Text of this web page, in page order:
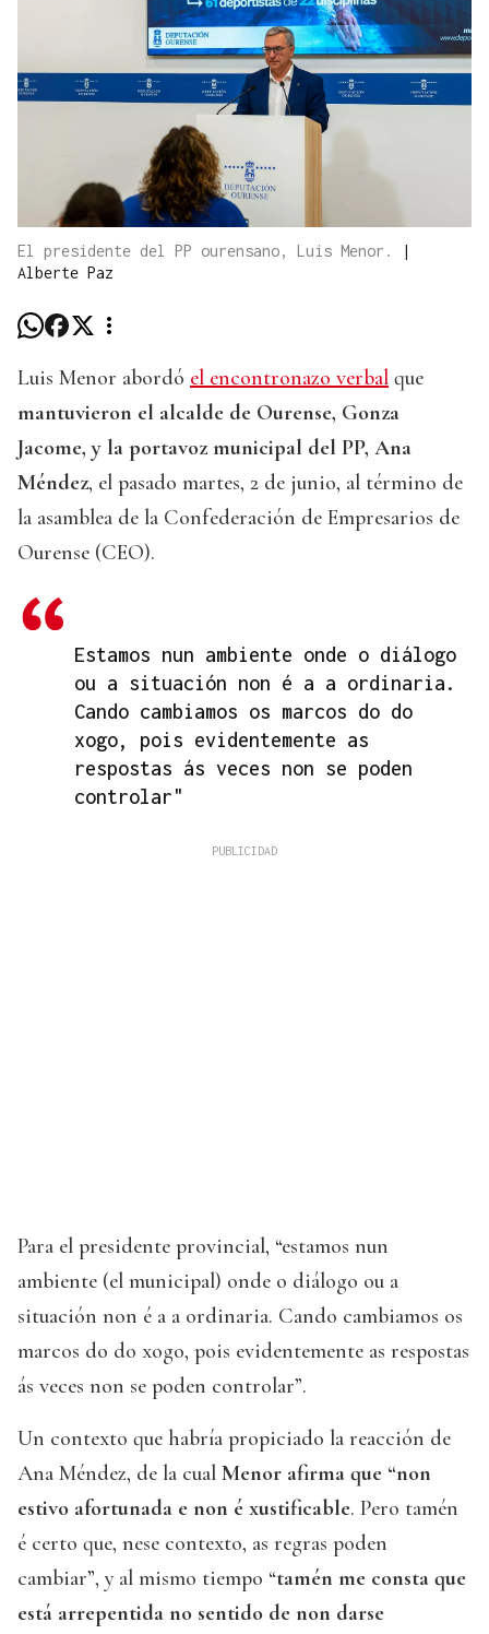
El presidente del PP ourensano, Luis Menor.
|
Alberte Paz
Luis Menor abordó el encontronazo verbal que
mantuvieron el alcalde de Ourense, Gonza
Jacome, y la portavoz municipal del PP, Ana
Méndez, el pasado martes, 2 de junio, al término de
la asamblea de la Confederación de Empresarios de
Ourense (CEO).
Estamos nun ambiente onde o diálogo
ou a situación non é a a ordinaria.
Cando cambiamos os marcos do do
xogo, pois evidentemente as
respostas ás veces non se poden
controlar"
Para el presidente provincial, “estamos nun
ambiente (el municipal) onde o diálogo ou a
situación non é a a ordinaria. Cando cambiamos os
marcos do do xogo, pois evidentemente as respostas
ás veces non se poden controlar”.
Un contexto que habría propiciado la reacción de
Ana Méndez, de la cual Menor afirma que “non
estivo afortunada e non é xustificable. Pero tamén
é certo que, nese contexto, as regras poden
cambiar”, y al mismo tiempo “tamén me consta que
está arrepentida no sentido de non darse